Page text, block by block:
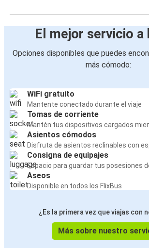
El mejor servicio a
Opciones disponibles que puedes
más cómodo:
WiFi gratuito
Mantente conectado durante el viaje
Tomas de corriente
Mantén tus dispositivos cargados
Asientos cómodos
Disfruta de asientos reclinables con
Consigna de equipajes
Espacio para guardar tus posesiones
Aseos
Disponible en todos los FlixBus
¿Es la primera vez que viajas con
Más sobre nuestro